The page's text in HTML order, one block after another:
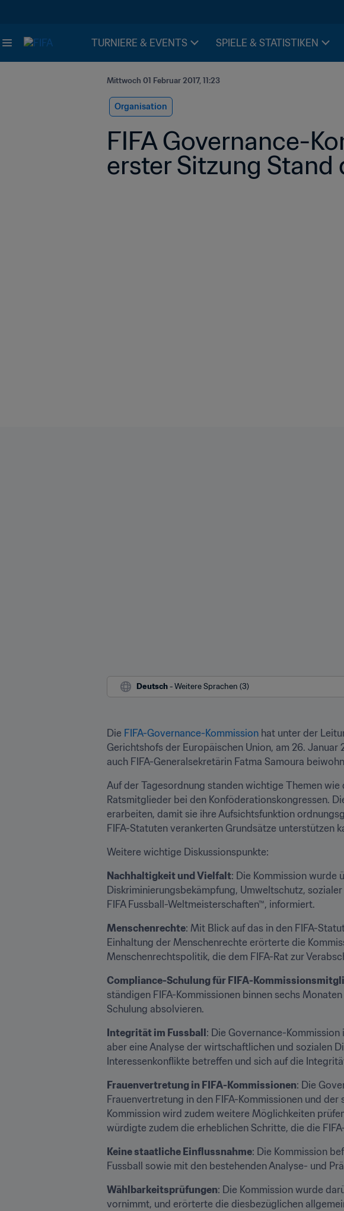
TURNIERE & EVENTS SPIELE & STATISTIKEN
Mittwoch 01 Februar 2017, 11:23
Organisation
FIFA Governance-
erster Sitzung Stand
Deutsch - Weitere Sprachen (3)
Die FIFA-Governance-Kommission hat unter der
Gerichtshofs der Europäischen Union, am 26.
auch FIFA-Generalsekretärin Fatma Samoura
Auf der Tagesordnung standen wichtige Themen
Ratsmitglieder bei den Konföderationskongressen.
erarbeiten, damit sie ihre Aufsichtsfunktion
FIFA-Statuten verankerten Grundsätze unterstützen
Weitere wichtige Diskussionspunkte:
Nachhaltigkeit und Vielfalt: Die Kommission wurde
Diskriminierungsbekämpfung, Umweltschutz,
FIFA Fussball-Weltmeisterschaften™, informiert.
Menschenrechte: Mit Blick auf das in den FIFA-
Einhaltung der Menschenrechte erörterte die
Menschenrechtspolitik, die dem FIFA-Rat zur
Compliance-Schulung für FIFA-
ständigen FIFA-Kommissionen binnen sechs
Schulung absolvieren.
Integrität im Fussball: Die Governance-
aber eine Analyse der wirtschaftlichen und sozialen
Interessenkonflikte betreffen und sich auf die
Frauenvertretung in FIFA-Kommissionen: Die
Frauenvertretung in den FIFA-Kommissionen und
Kommission wird zudem weitere Möglichkeiten
würdigte zudem die erheblichen Schritte, die die
Keine staatliche Einflussnahme: Die Kommission
Fussball sowie mit den bestehenden Analyse- und
Wählbarkeitsprüfungen: Die Kommission wurde
vornimmt, und erörterte die diesbezüglichen